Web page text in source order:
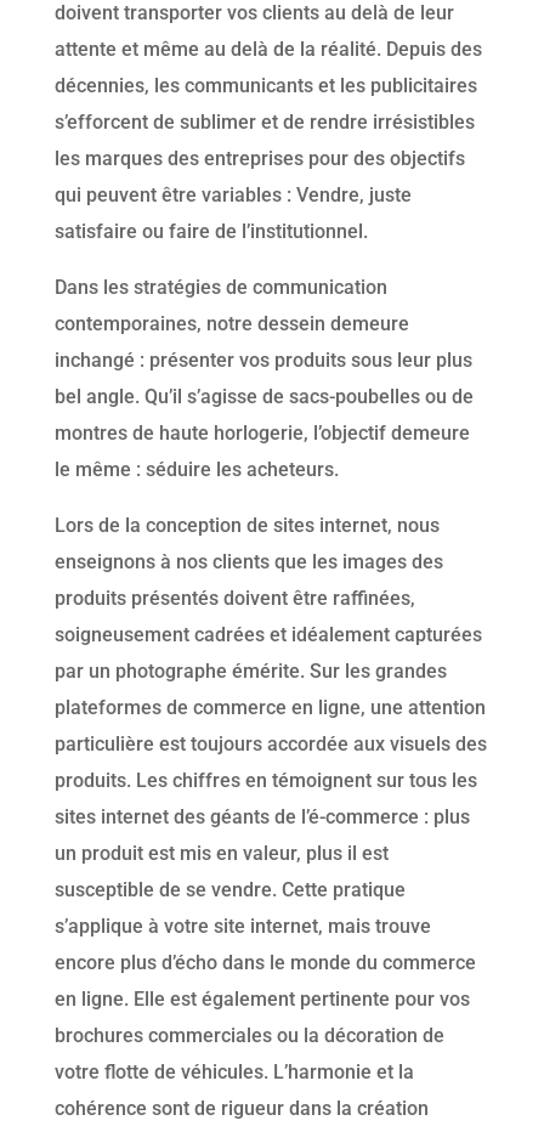
doivent transporter vos clients au delà de leur
attente et même au delà de la réalité. Depuis des
décennies, les communicants et les publicitaires
s’efforcent de sublimer et de rendre irrésistibles
les marques des entreprises pour des objectifs
qui peuvent être variables : Vendre, juste
satisfaire ou faire de l’institutionnel.
Dans les stratégies de communication
contemporaines, notre dessein demeure
inchangé : présenter vos produits sous leur plus
bel angle. Qu’il s’agisse de sacs-poubelles ou de
montres de haute horlogerie, l’objectif demeure
le même : séduire les acheteurs.
Lors de la conception de sites internet, nous
enseignons à nos clients que les images des
produits présentés doivent être raffinées,
soigneusement cadrées et idéalement capturées
par un photographe émérite. Sur les grandes
plateformes de commerce en ligne, une attention
particulière est toujours accordée aux visuels des
produits. Les chiffres en témoignent sur tous les
sites internet des géants de l’é-commerce : plus
un produit est mis en valeur, plus il est
susceptible de se vendre. Cette pratique
s’applique à votre site internet, mais trouve
encore plus d’écho dans le monde du commerce
en ligne. Elle est également pertinente pour vos
brochures commerciales ou la décoration de
votre flotte de véhicules. L’harmonie et la
cohérence sont de rigueur dans la création